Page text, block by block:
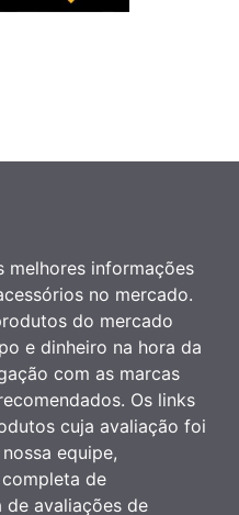
melhores informações
no mercado.
do mercado
e dinheiro na hora da
com as marcas
Os links
cuja avaliação foi
equipe,
de
avaliações de